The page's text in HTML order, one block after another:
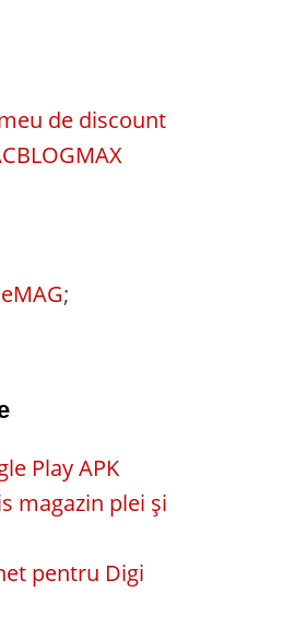
de discount
;
Play APK
magazin plei și
pentru Digi